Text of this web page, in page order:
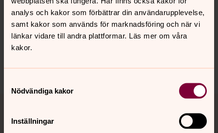
analys och kakor som förbättrar din användarupplevelse,
samt kakor som används för marknadsföring och när vi
länkar vidare till andra plattformar. Läs mer om våra
kakor.
Nödvändiga kakor
Inställningar
Brustna hjärtan
Fem artister. Fem låtar. Fem känslor att ta sig igenom
när hjärtat brister. Lyssna på Brustna Hjärtan – ett
album som bär dig genom hjärtesorgen. Du är inte
bättre.